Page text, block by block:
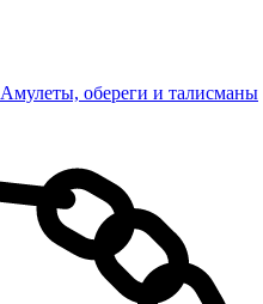
Амулеты, обереги и талисманы